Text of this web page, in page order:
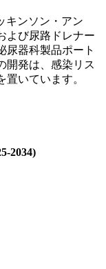
キンソン・アン
よび尿路ドレナー
尿器科製品ポート
開発は、感染リス
いています。
2034)